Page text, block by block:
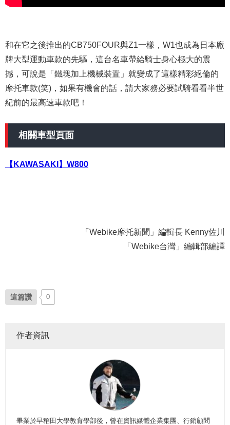
和在它之後推出的CB750FOUR與Z1一樣，W1也成為日本廠
牌大型運動車款的先驅，這台名車帶給騎士身心極大的震
撼，可說是「鐵塊加上機械裝置」就變成了這樣精彩絕倫的
摩托車款(笑)，如果有機會的話，請大家務必要試騎看看半世
紀前的最高速車款吧！
相關車型頁面
【KAWASAKI】W800
「Webike摩托新聞」編輯長 Kenny佐川
「Webike台灣」編輯部編譯
這篇讚 0
作者資訊
畢業於早稻田大學教育學部後，曾在資訊媒體企業集團、行銷顧問